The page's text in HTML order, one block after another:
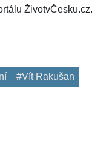
ŽivotvČesku.cz.
#Vít Rakušan